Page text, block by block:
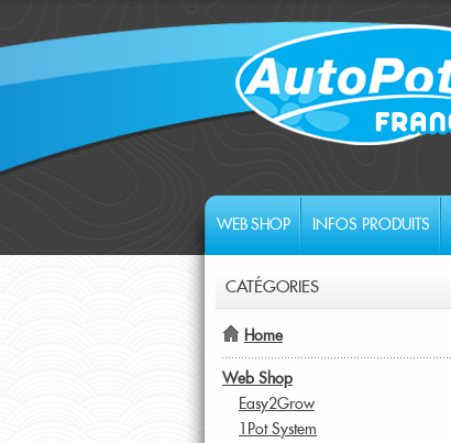
WEB SHOP INFOS PRODUITS
CATÉGORIES
Home
Web Shop
Easy2Grow
1Pot System